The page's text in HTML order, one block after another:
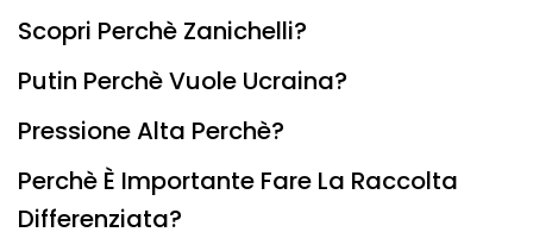
Scopri Perchè Zanichelli?
Putin Perchè Vuole Ucraina?
Pressione Alta Perchè?
Perchè È Importante Fare La Raccolta
Differenziata?